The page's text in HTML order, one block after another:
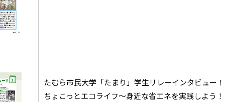
たむら市民大学「たまり」学生リレーインタビュー
ちょこっとエコライフ～身近な省エネを実践しよう